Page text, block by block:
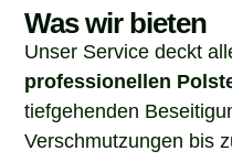
Was wir bieten
Unser Service deckt
professionellen
tiefgehenden
Verschmutzungen bis